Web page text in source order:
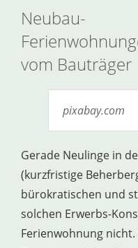
Neubau-
vom Bauträger
pixabay.com
Gerade Neulinge in
(kurzfristige
bürokratischen und
solchen Erwerbs-
Ferienwohnung